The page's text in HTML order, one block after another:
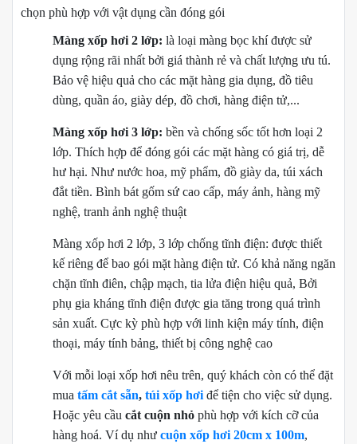
chọn phù hợp với vật dụng cần đóng gói
Màng xốp hơi 2 lớp: là loại màng bọc khí được sử
dụng rộng rãi nhất bởi giá thành rẻ và chất lượng ưu tú.
Bảo vệ hiệu quả cho các mặt hàng gia dụng, đồ tiêu
dùng, quần áo, giày dép, đồ chơi, hàng điện tử,...
Màng xốp hơi 3 lớp: bền và chống sốc tốt hơn loại 2
lớp. Thích hợp để đóng gói các mặt hàng có giá trị, dễ
hư hại. Như nước hoa, mỹ phẩm, đồ giày da, túi xách
đắt tiền. Bình bát gốm sứ cao cấp, máy ảnh, hàng mỹ
nghệ, tranh ảnh nghệ thuật
Màng xốp hơi 2 lớp, 3 lớp chống tĩnh điện: được thiết
kế riêng để bao gói mặt hàng điện tử. Có khả năng ngăn
chặn tĩnh điên, chập mạch, tia lửa điện hiệu quả, Bởi
phụ gia kháng tĩnh điện được gia tăng trong quá trình
sản xuất. Cực kỳ phù hợp với linh kiện máy tính, điện
thoại, máy tính bảng, thiết bị công nghệ cao
Với mỗi loại xốp hơi nêu trên, quý khách còn có thể đặt
mua tấm cắt sẵn, túi xốp hơi để tiện cho việc sử dụng.
Hoặc yêu cầu cắt cuộn nhỏ phù hợp với kích cỡ của
hàng hoá. Ví dụ như cuộn xốp hơi 20cm x 100m,